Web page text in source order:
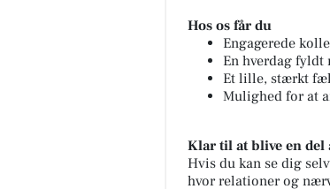
Hos os får du
Engagerede
En hverdag
Et lille, stærkt
Mulighed for at
Klar til at blive en del
Hvis du kan se dig
hvor relationer og